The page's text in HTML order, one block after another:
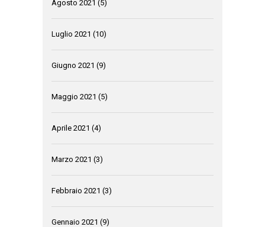
Agosto 2021 (5)
Luglio 2021 (10)
Giugno 2021 (9)
Maggio 2021 (5)
Aprile 2021 (4)
Marzo 2021 (3)
Febbraio 2021 (3)
Gennaio 2021 (9)